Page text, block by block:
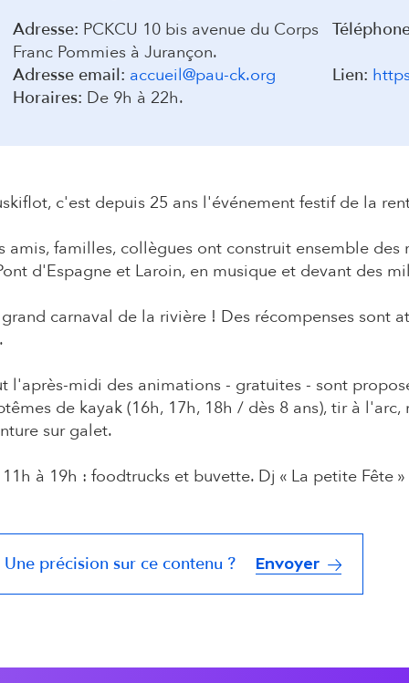
a
i
Adresse: PCKCU 10 bis avenue du Corps
Franc Pommies à Jurançon.
Adresse email: accueil@pau-ck.org Lien:
Horaires: De 9h à 22h.
c'est depuis 25 ans l'événement festif de la
amis, familles, collègues ont construit ensemble
d'Espagne et Laroin, en musique et devant des
carnaval de la rivière ! Des récompenses sont
l'après-midi des animations - gratuites - sont
de kayak (16h, 17h, 18h / dès 8 ans), tir à
sur galet.
à 19h : foodtrucks et buvette. Dj « La petite Fête »
Une précision sur ce contenu ? Envoyer